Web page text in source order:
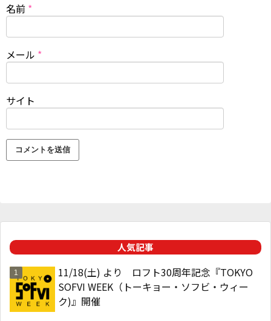
名前 *
メール *
サイト
人気記事
11/18(土) より ロフト30周年記念『TOKYO
SOFVI WEEK（トーキョー・ソフビ・ウィー
ク)』開催